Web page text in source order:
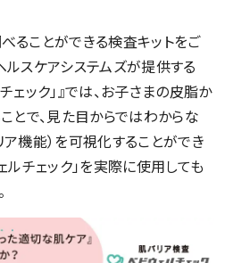
覧を見る
ることができる検査キットをご
ルスケアシステムズが提供する
ェック」』では、お子さまの皮脂か
とで、見た目からではわからな
機能）を可視化することができ
ルチェック」を実際に使用しても